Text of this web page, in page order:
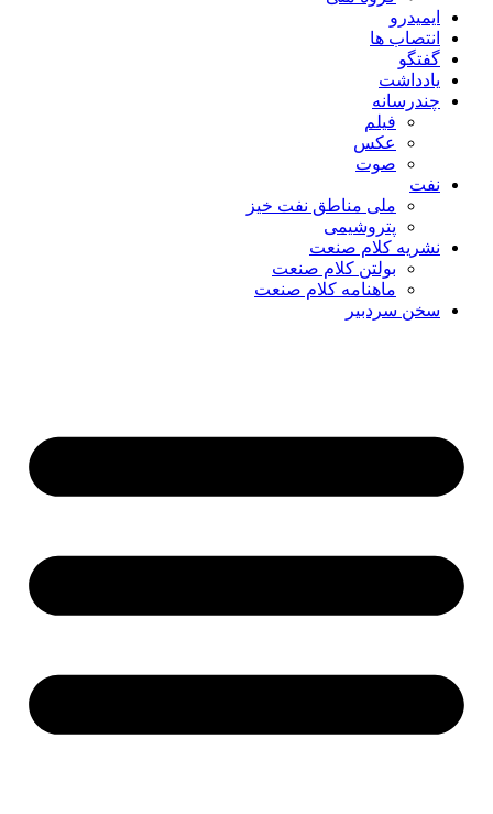
ایمیدرو
انتصاب ها
گفتگو
یادداشت
چندرسانه
فیلم
عکس
صوت
نفت
ملی مناطق نفت خیز
پتروشیمی
نشریه کلام صنعت
بولتن کلام صنعت
ماهنامه کلام صنعت
سخن سردبیر